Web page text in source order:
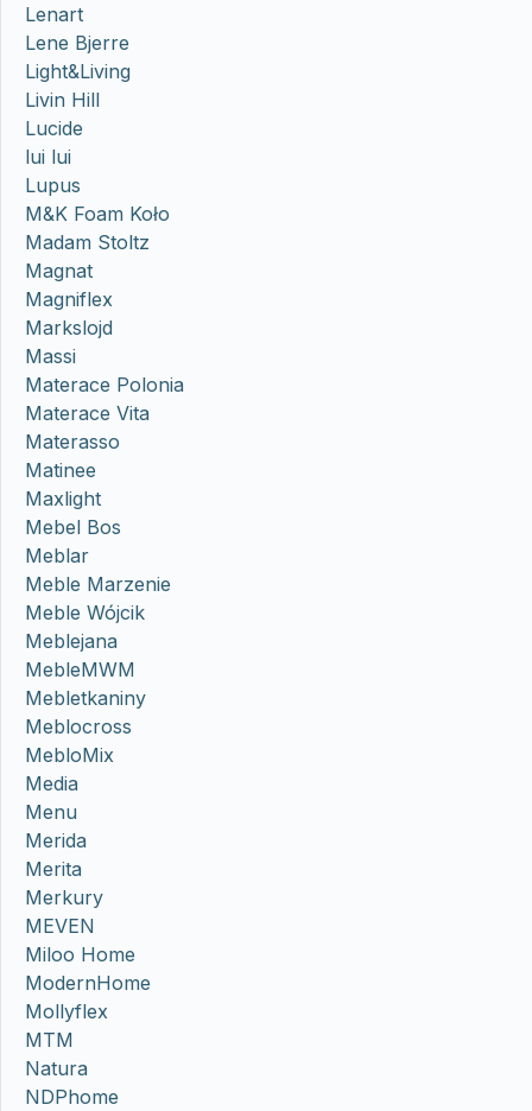
Lenart
Lene Bjerre
Light&Living
Livin Hill
Lucide
lui lui
Lupus
M&K Foam Koło
Madam Stoltz
Magnat
Magniflex
Markslojd
Massi
Materace Polonia
Materace Vita
Materasso
Matinee
Maxlight
Mebel Bos
Meblar
Meble Marzenie
Meble Wójcik
Meblejana
MebleMWM
Mebletkaniny
Meblocross
MebloMix
Media
Menu
Merida
Merita
Merkury
MEVEN
Miloo Home
ModernHome
Mollyflex
MTM
Natura
NDPhome